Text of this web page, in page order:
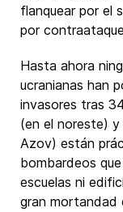
flanquear por el
por
Hasta ahora
ucranianas han
invasores tras
(en el noreste)
Azov) están
bombardeos
escuelas ni
gran mortandad